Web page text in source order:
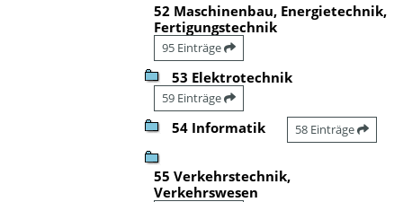
52 Maschinenbau, Energietechnik,
Fertigungstechnik
95 Einträge
53 Elektrotechnik
59 Einträge
54 Informatik 58 Einträge
55 Verkehrstechnik,
Verkehrswesen